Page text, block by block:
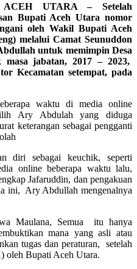
ACEH UTARA – Setelah
Bupati Aceh Utara nomor
oleh Wakil Bupati Aceh
melalui Camat Seunuddon
untuk memimpin Desa
masa jabatan, 2017 – 2023,
Kecamatan setempat, pada
waktu di media online
Ary Abdulah yang diduga
keterangan sebagai pengganti
diri sebagai keuchik, seperti
online beberapa waktu lalu,
Jafaruddin, dan pengakuan
ini, Ary Abdullah mengenalnya
Maulana, Semua itu hanya
mana yang asli atau
tugas dan peraturan, setelah
oleh Bupati Aceh Utara.